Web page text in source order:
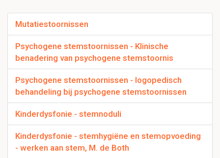
Mutatiestoornissen
Psychogene stemstoornissen - Klinische
benadering van psychogene stemstoornis
Psychogene stemstoornissen - logopedisch
behandeling bij psychogene stemstoornissen
Kinderdysfonie - stemnoduli
Kinderdysfonie - stemhygiëne en stemopvoeding
- werken aan stem, M. de Both